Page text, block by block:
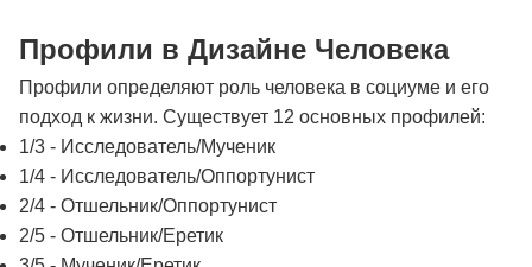
Профили в Дизайне Человека
Профили определяют роль человека в социуме и его
подход к жизни. Существует 12 основных профилей:
1/3 - Исследователь/Мученик
1/4 - Исследователь/Оппортунист
2/4 - Отшельник/Оппортунист
2/5 - Отшельник/Еретик